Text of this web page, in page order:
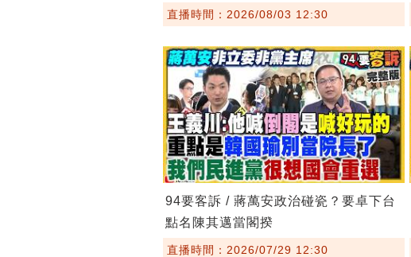
直播時間：2026/08/03 12:30
94要客訴 / 蔣萬安政治碰瓷？要卓下台
點名陳其邁當閣揆
直播時間：2026/07/29 12:30